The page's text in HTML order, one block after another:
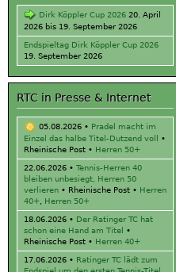
Dirk Köppler Cup 2026 20. April
2026 bis 19. September 2026
Endspieltag Dirk Köppler Cup 2026
19. September 2026
RTC in Presse & Internet
05.08.2026 • Pradel macht im
Einzel das halbe Titel-Dutzend voll
•
Rheinische Post • Herren 50+
22.06.2026 • Tennis-Herren 40
bleiben unbesiegt, Herren 50
verlieren • Rheinische Post • Herren
40+, Herren 50+
18.06.2026 • Der Ratinger TC hat
schon eine Hand am Titel
•
Rheinische Post • Herren 40+
17.06.2026 • Ratinger TC lädt zum